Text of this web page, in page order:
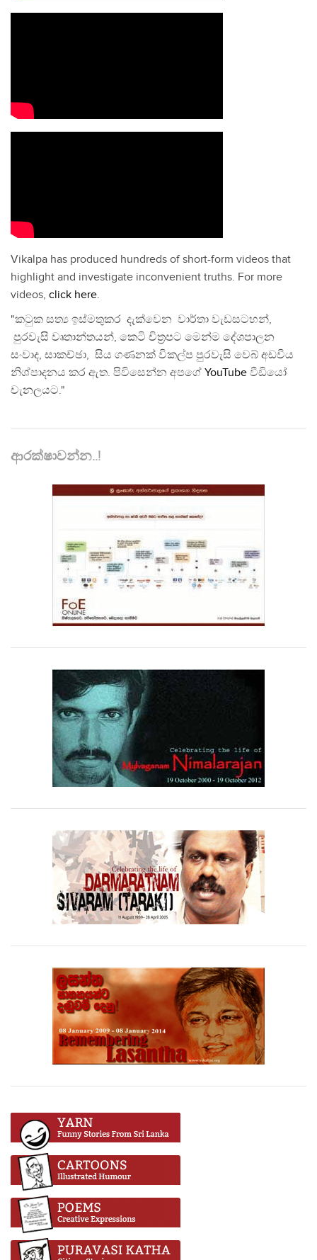
Vikalpa has produced hundreds of short-form videos that
highlight and investigate inconvenient truths. For more
videos, click here.
"කටුක සත්‍ය ඉස්මතුකර දැක්වෙන වාර්තා වැඩසටහන්,
පුරවැසි වෘතාන්තයන්, කෙටි චිත්‍රපට මෙන්ම දේශපාලන
සංවාද, සාකච්ඡා, සිය ගණනක් විකල්ප පුරවැසි වෙබ් අඩවිය
නිශ්පාදනය කර ඇත. පිවිසෙන්න අපගේ YouTube වීඩියෝ
චැනලයට."
ආරක්ෂාවන්න..!